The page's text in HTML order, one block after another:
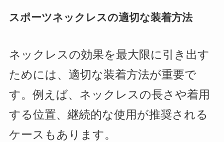
スポーツネックレスの適切な装着方法
ネックレスの効果を最大限に引き出す
ためには、適切な装着方法が重要で
す。例えば、ネックレスの長さや着用
する位置、継続的な使用が推奨される
ケースもあります。